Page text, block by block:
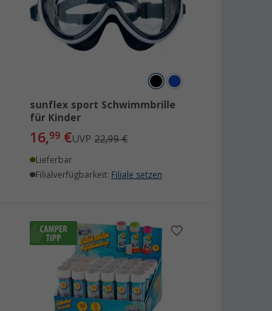
sunflex sport Schwimmbrille
für Kinder
16,99 €UVP22,99 €
Lieferbar
Filialverfügbarkeit: Filiale setzen